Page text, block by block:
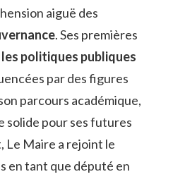
aiguë des
. Ses premières
les politiques publiques
par des figures
parcours académique,
solide pour ses futures
Le Maire a rejoint le
en tant que député en